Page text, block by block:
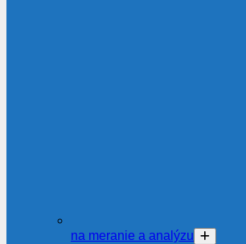
na meranie a analýzu